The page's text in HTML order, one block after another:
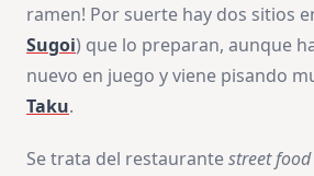
ramen! Por suerte hay dos sitios
Sugoi) que lo preparan, aunque
nuevo en juego y viene pisando
Taku.
Se trata del restaurantestreet food